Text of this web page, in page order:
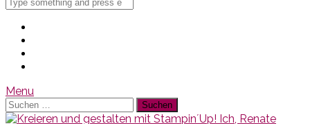
for
Menu
Suchen
nach: